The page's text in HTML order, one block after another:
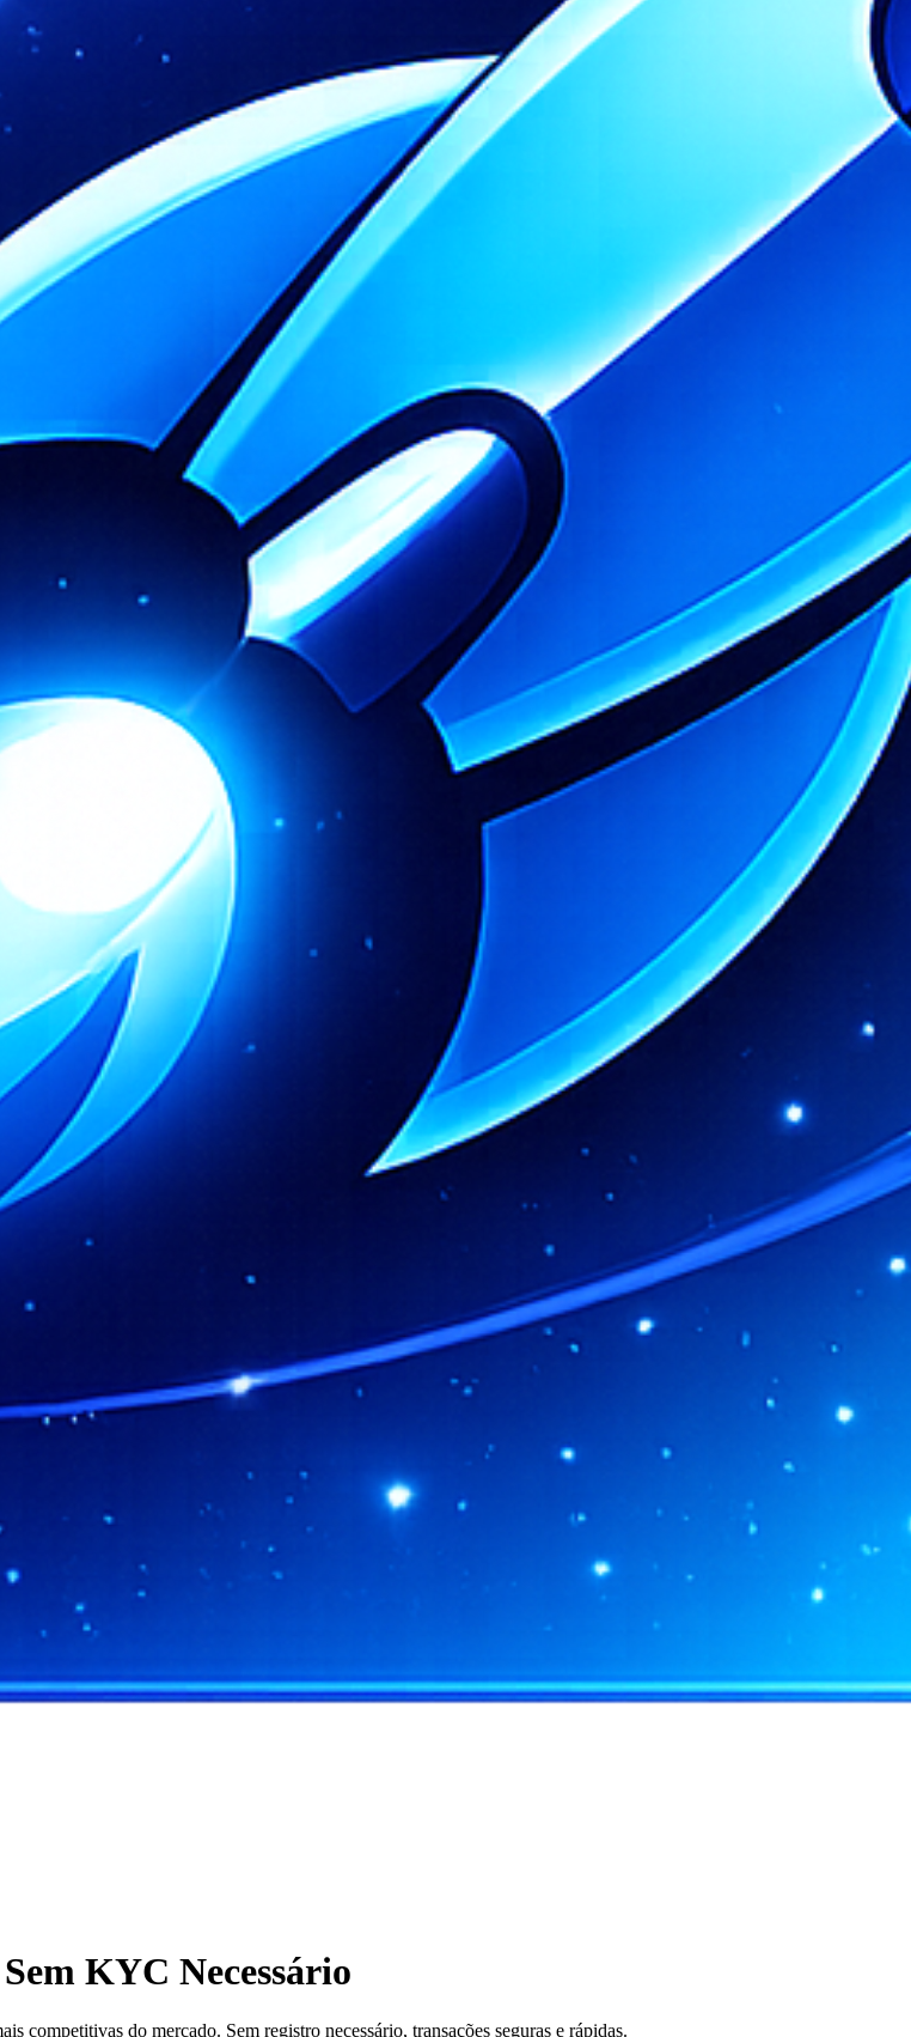
KYC Necessário
do mercado. Sem registro necessário, transações seguras e rápidas.